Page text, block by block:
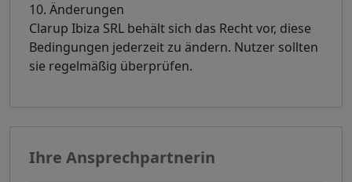
10. Änderungen
Clarup Ibiza SRL behält sich das Recht vor, diese
Bedingungen jederzeit zu ändern. Nutzer sollten
sie regelmäßig überprüfen.
Ihre Ansprechpartnerin